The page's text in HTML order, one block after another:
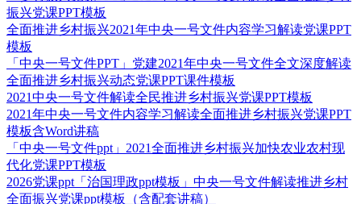
振兴党课PPT模板
全面推进乡村振兴2021年中央一号文件内容学习解读党课PPT
模板
「中央一号文件PPT」党建2021年中央一号文件全文深度解读
全面推进乡村振兴动态党课PPT课件模板
2021中央一号文件解读全民推进乡村振兴党课PPT模板
2021年中央一号文件内容学习解读全面推进乡村振兴党课PPT
模板含Word讲稿
「中央一号文件ppt」2021全面推进乡村振兴加快农业农村现
代化党课PPT模板
2026党课ppt「治国理政ppt模板」中央一号文件解读推进乡村
全面振兴党课ppt模板（含配套讲稿）